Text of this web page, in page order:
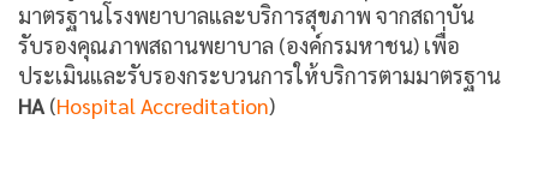
มาตรฐานโรงพยาบาลและบริการสุขภาพ จากสถาบัน
รับรองคุณภาพสถานพยาบาล (องค์กรมหาชน) เพื่อ
ประเมินและรับรองกระบวนการให้บริการตามมาตรฐาน
HA (Hospital Accreditation)